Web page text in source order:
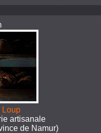
Loup
artisanale
de Namur)